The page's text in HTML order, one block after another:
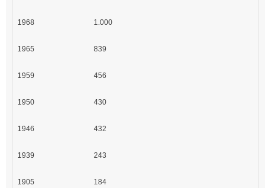
1968 1.000
1965 839
1959 456
1950 430
1946 432
1939 243
1905 184